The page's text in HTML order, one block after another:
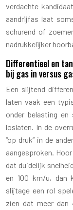
verdachte
aandrijfas laat
schurend of
nadrukkelijker
Differentieel en
bij gas in versus
Een slijtend
laten vaak een
onder belasting
loslaten. In de
“op druk” in de
aangesproken.
dat duidelijk
en 100 km/u, dan
slijtage een rol
zien dat meer dan